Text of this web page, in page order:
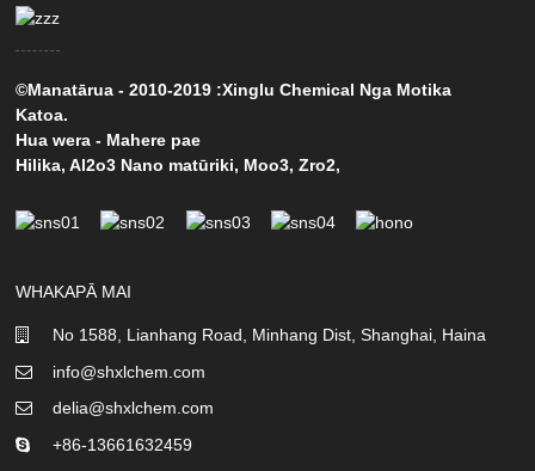
©Manatārua - 2010-2019 :Xinglu Chemical Nga Motika
Katoa.
Hua wera - Mahere pae
Hilika,Al2o3 Nano matūriki, Moo3,Zro2,
WHAKAPĀ MAI
No 1588, Lianhang Road, Minhang Dist, Shanghai, Haina
info@shxlchem.com
delia@shxlchem.com
+86-13661632459